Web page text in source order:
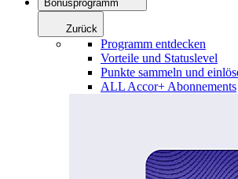
Bonusprogramm
Zurück
Programm entdecken
Vorteile und Statuslevel
Punkte sammeln und
ALL Accor+ Abonnements